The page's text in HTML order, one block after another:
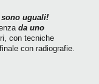
sono uguali!
da uno
con tecniche
con radiografie.